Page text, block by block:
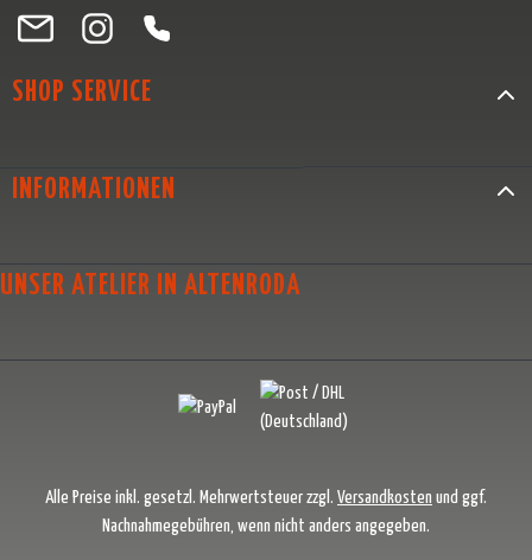
Besuche uns auf Facebook – öffnet in neuem Tab (externer Link)
Schau auf Instagram vorbei – öffnet in neuem Tab (externer Link)
Lass dich auf Pinterest inspirieren – öffnet in neuem Tab
Folge uns auf X – öffnet in neuem Tab (externer Link)
SHOP SERVICE
INFORMATIONEN
UNSER ATELIER IN ALTENRODA
Alle Preise inkl. gesetzl. Mehrwertsteuer zzgl. Versandkosten und ggf.
Nachnahmegebühren, wenn nicht anders angegeben.